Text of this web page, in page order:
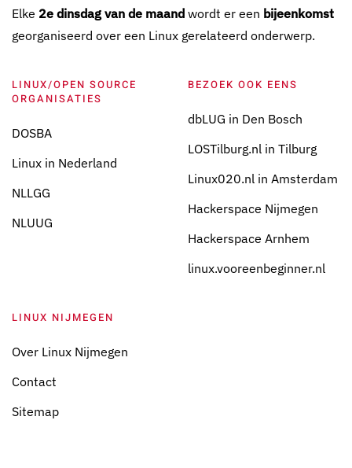
Elke 2e dinsdag van de maand wordt er een bijeenkomst
georganiseerd over een Linux gerelateerd onderwerp.
LINUX/OPEN SOURCE
ORGANISATIES
DOSBA
Linux in Nederland
NLLGG
NLUUG
BEZOEK OOK EENS
dbLUG in Den Bosch
LOSTilburg.nl in Tilburg
Linux020.nl in Amsterdam
Hackerspace Nijmegen
Hackerspace Arnhem
linux.vooreenbeginner.nl
LINUX NIJMEGEN
Over Linux Nijmegen
Contact
Sitemap